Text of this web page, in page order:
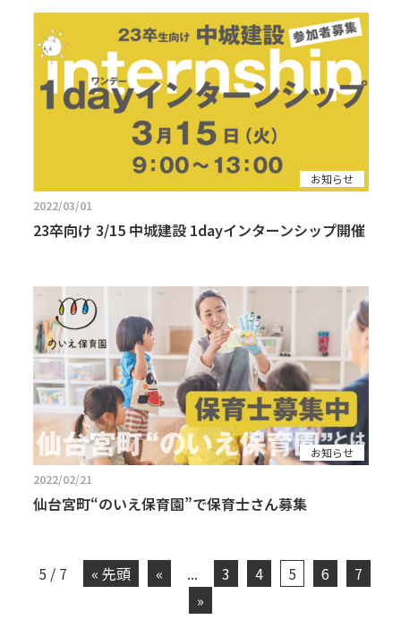
お知らせ
2022/03/01
23卒向け 3/15 中城建設 1dayインターンシップ開催
お知らせ
2022/02/21
仙台宮町“のいえ保育園”で保育士さん募集
5 / 7 « 先頭 « ... 3 4 5 6
7
»